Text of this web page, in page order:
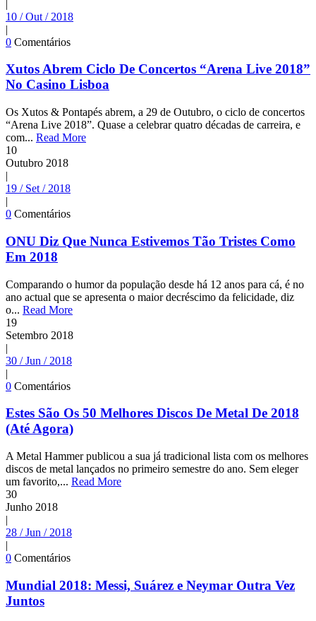
10 / Out / 2018
|
0 Comentários
Xutos Abrem Ciclo De Concertos “Arena Live 2018”
No Casino Lisboa
Os Xutos & Pontapés abrem, a 29 de Outubro, o ciclo de concertos
“Arena Live 2018”. Quase a celebrar quatro décadas de carreira, e
com... Read More
10
Outubro 2018
|
19 / Set / 2018
|
0 Comentários
ONU Diz Que Nunca Estivemos Tão Tristes Como
Em 2018
Comparando o humor da população desde há 12 anos para cá, é no
ano actual que se apresenta o maior decréscimo da felicidade, diz
o... Read More
19
Setembro 2018
|
30 / Jun / 2018
|
0 Comentários
Estes São Os 50 Melhores Discos De Metal De 2018
(Até Agora)
A Metal Hammer publicou a sua já tradicional lista com os melhores
discos de metal lançados no primeiro semestre do ano. Sem eleger
um favorito,... Read More
30
Junho 2018
|
28 / Jun / 2018
|
0 Comentários
Mundial 2018: Messi, Suárez e Neymar Outra Vez
Juntos